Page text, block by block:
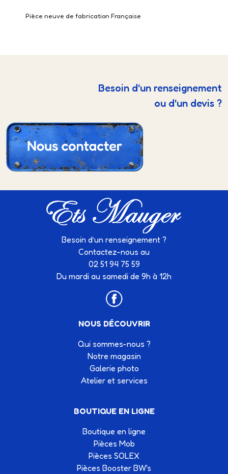
Pièce neuve de fabrication Française
Besoin d'un renseignement
ou d'un devis ?
Besoin d’un renseignement ?
Contactez-nous au
02 51 94 75 59
Du mardi au samedi de 9h à 12h
NOUS DÉCOUVRIR
Qui sommes-nous ?
Notre magasin
Galerie photo
Atelier et services
BOUTIQUE EN LIGNE
Boutique en ligne
Pièces Mob
Pièces SOLEX
Pièces Booster BW's